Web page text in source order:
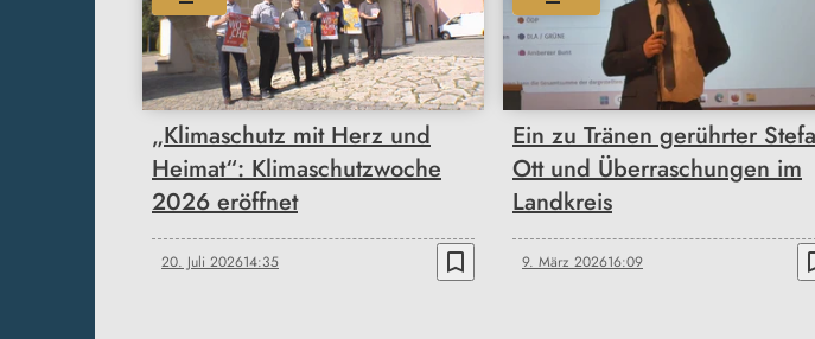
„Klimaschutz mit Herz und
Heimat“: Klimaschutzwoche
2026 eröffnet
20. Juli 202614:35 bookmark_border
Ein zu Tränen gerührter
Ott und Überraschungen im
Landkreis
9. März 202616:09